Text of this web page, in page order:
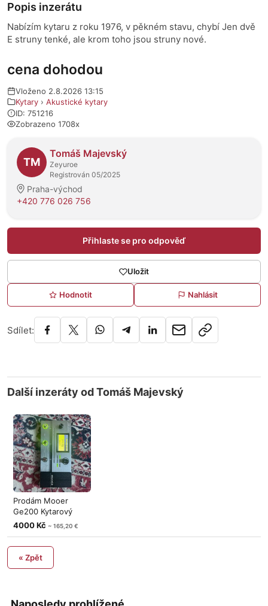
cena dohodou
Vloženo 2.8.2026 13:15
Kytary › Akustické kytary
ID: 751216
Zobrazeno 1708x
O prodejci
TM
Tomáš Majevský
Zeyuroe
Registrován 05/2025
Praha-východ
+420 776 026 756
Přihlaste se pro odpověď
Uložit
Hodnotit Nahlásit
Sdílet:
Popis inzerátu
Nabízím kytaru z roku 1976, v pěkném stavu, chybí Jen dvě
E struny tenké, ale krom toho jsou struny nové.
Další inzeráty od Tomáš Majevský
Prodám Mooer
Ge200 Kytarový
Multiefekt
4000 Kč ~ 165,20 €
« Zpět